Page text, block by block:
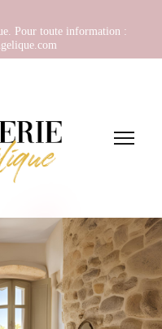
Pour toute information :